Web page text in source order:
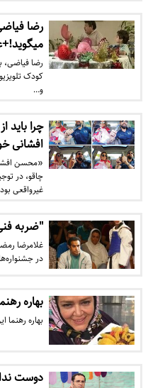
رضا
رضا فیاضی،
و…
چرا
افشانی
«محسن
چاقو، در
غیرواقعی
"ضربه
غلامرضا
در
بهاره
بهاره
دوست